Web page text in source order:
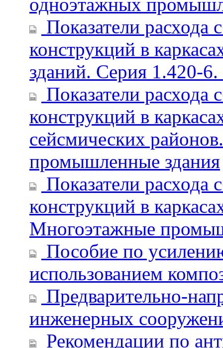
Показатели
конструкций в
зданий. Серия 1.420-
Показатели
конструкций в
сейсмических
промышленные здания
Показатели
конструкций в
Многоэтажные
Пособие по
использованием
Предварительно-
инженерных
Рекомендации по